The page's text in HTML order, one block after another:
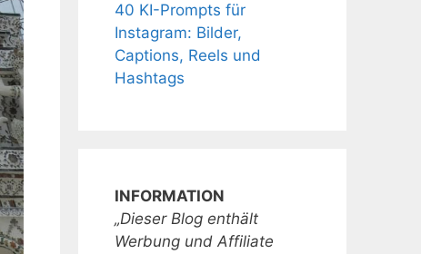
40 KI-Prompts für
Instagram: Bilder,
Captions, Reels und
Hashtags
INFORMATION
„Dieser Blog enthält
Werbung und Affiliate